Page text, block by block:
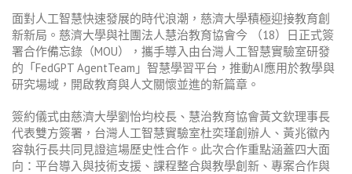
面對人工智慧快速發展的時代浪潮，慈濟大學積極迎接教育創
新新局。慈濟大學與社團法人慧治教育協會今 （18）日正式簽
署合作備忘錄（MOU），攜手導入由台灣人工智慧實驗室研發
的「FedGPT AgentTeam」智慧學習平台，推動AI應用於教學與
研究場域，開啟教育與人文關懷並進的新篇章。
簽約儀式由慈濟大學劉怡均校長、慧治教育協會黃文欽理事長
代表雙方簽署，台灣人工智慧實驗室杜奕瑾創辦人、黃兆徽內
容執行長共同見證這場歷史性合作。此次合作重點涵蓋四大面
向：平台導入與技術支援、課程整合與教學創新、專案合作與